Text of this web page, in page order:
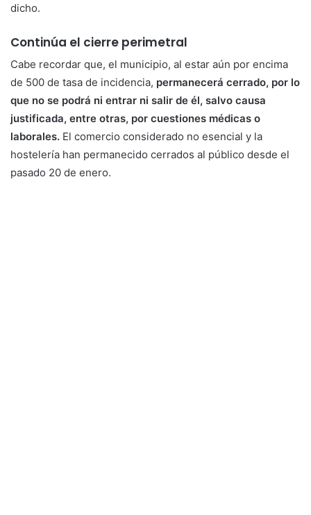
dicho.
Continúa el cierre perimetral
Cabe recordar que, el municipio, al estar aún por encima
de 500 de tasa de incidencia, permanecerá cerrado, por lo
que no se podrá ni entrar ni salir de él, salvo causa
justificada, entre otras, por cuestiones médicas o
laborales. El comercio considerado no esencial y la
hostelería han permanecido cerrados al público desde el
pasado 20 de enero.